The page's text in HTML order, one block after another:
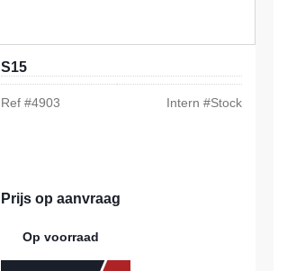
S15
Ref #4903 Intern #Stock
Prijs op aanvraag
Op voorraad